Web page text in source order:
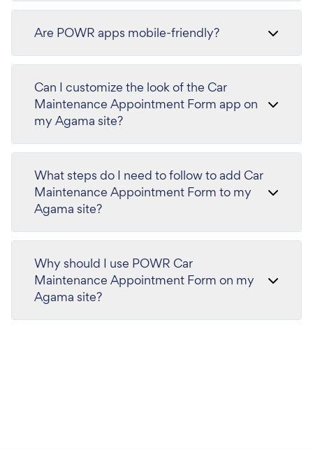
Are POWR apps mobile-friendly?
Can I customize the look of the Car
Maintenance Appointment Form app on
my Agama site?
What steps do I need to follow to add Car
Maintenance Appointment Form to my
Agama site?
Why should I use POWR Car
Maintenance Appointment Form on my
Agama site?